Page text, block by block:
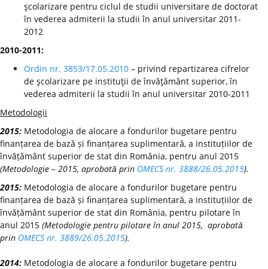
şcolarizare pentru ciclul de studii universitare de doctorat
în vederea admiterii la studii în anul universitar 2011-
2012
2010-2011:
Ordin nr. 3853/17.05.2010 – privind repartizarea cifrelor
de şcolarizare pe instituţii de învăţământ superior, în
vederea admiterii la studii în anul universitar 2010-2011
Metodologii
2015: Metodologia de alocare a fondurilor bugetare pentru
finanțarea de bază și finanțarea suplimentară, a instituțiilor de
învățământ superior de stat din România, pentru anul 2015
(Metodologie – 2015, aprobată prin OMECS nr. 3888/26.05.2015).
2015: Metodologia de alocare a fondurilor bugetare pentru
finanțarea de bază și finanțarea suplimentară, a instituțiilor de
învățământ superior de stat din România, pentru pilotare în
anul 2015 (Metodologie pentru pilotare în anul 2015, aprobată
prin OMECS nr. 3889/26.05.2015).
2014: Metodologia de alocare a fondurilor bugetare pentru